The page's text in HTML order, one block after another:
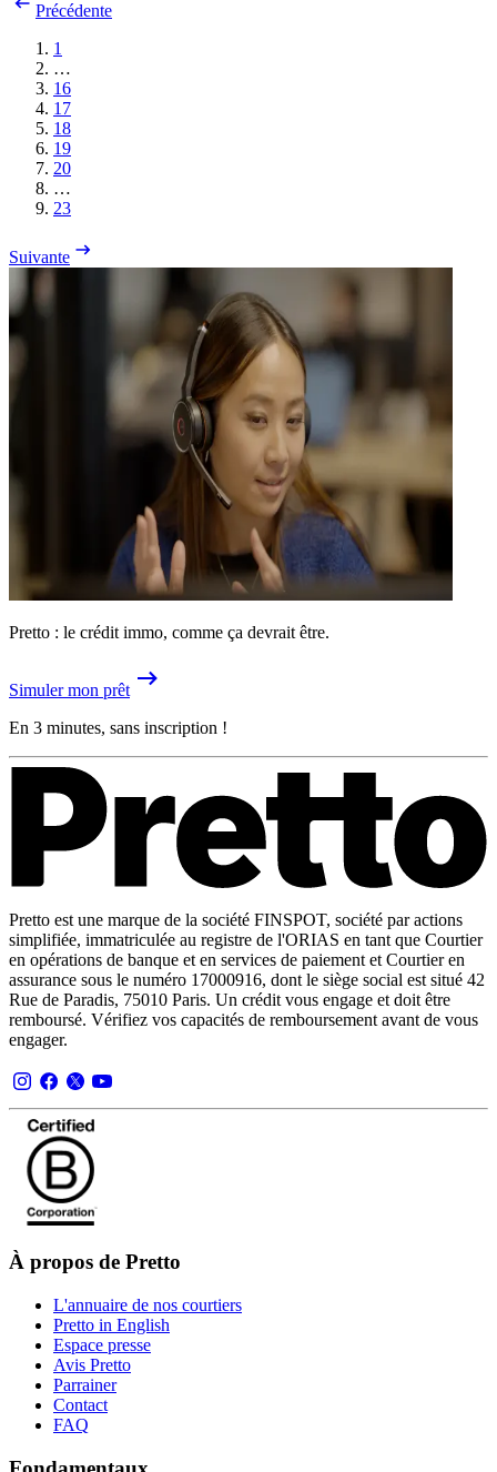
Précédente
1
…
16
17
18
19
20
…
23
Suivante
Pretto : le crédit immo, comme ça devrait être.
Simuler mon prêt
En 3 minutes, sans inscription !
Pretto est une marque de la société FINSPOT, société par actions
simplifiée, immatriculée au registre de l'ORIAS en tant que Courtier
en opérations de banque et en services de paiement et Courtier en
assurance sous le numéro 17000916, dont le siège social est situé 42
Rue de Paradis, 75010 Paris. Un crédit vous engage et doit être
remboursé. Vérifiez vos capacités de remboursement avant de vous
engager.
À propos de Pretto
L'annuaire de nos courtiers
Pretto in English
Espace presse
Avis Pretto
Parrainer
Contact
FAQ